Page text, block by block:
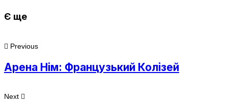
Є ще
Previous
Арена Нім: Французький Колізей
Next